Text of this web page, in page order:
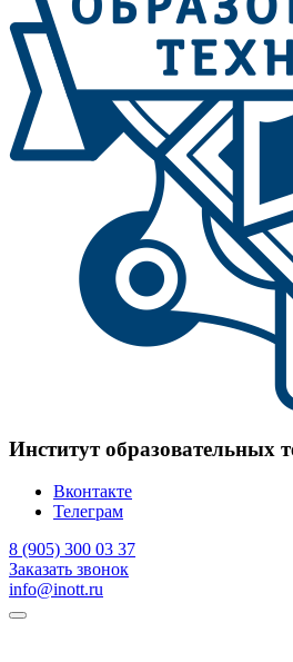
Институт образовательных
Вконтакте
Телеграм
8 (905) 300 03 37
Заказать звонок
info@inott.ru